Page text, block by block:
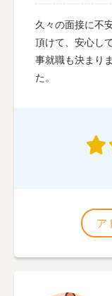
久々の面接に不
頂けて、安心し
事就職も決まり
た。
ア